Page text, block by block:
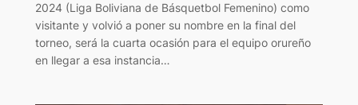
2024 (Liga Boliviana de Básquetbol Femenino) como
visitante y volvió a poner su nombre en la final del
torneo, será la cuarta ocasión para el equipo orureño
en llegar a esa instancia…